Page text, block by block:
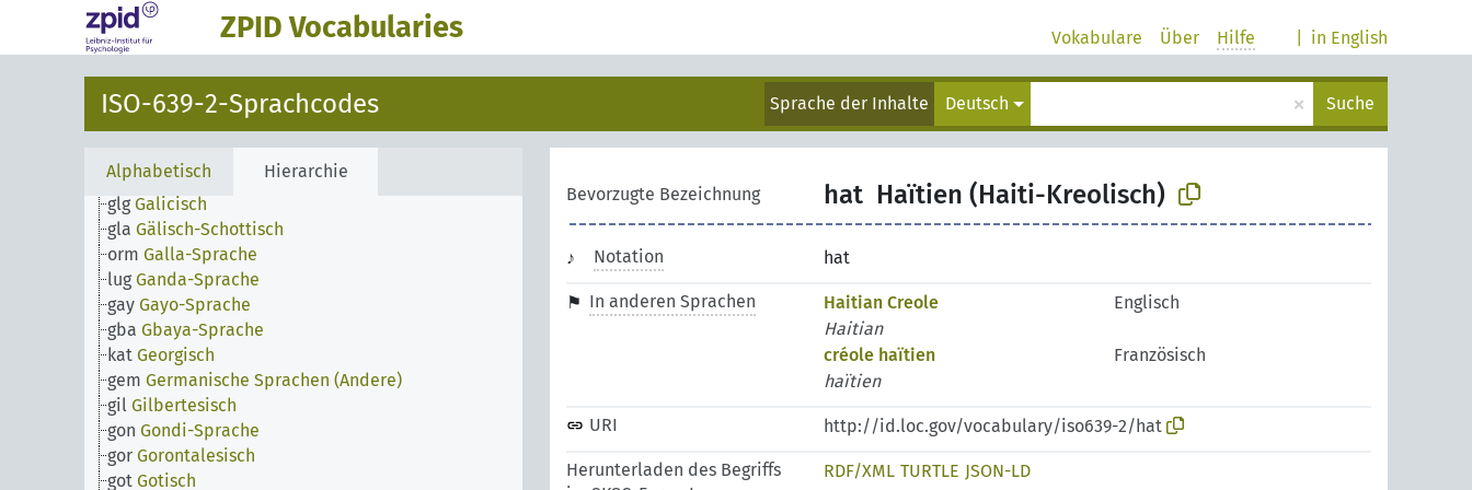
ZPID Vocabularies in English
Vokabulare Über Hilfe
ISO-639-2-Sprachcodes Sprache der Inhalte Deutsch × Suche
Alphabetisch Hierarchie
fiu Finnougrische Sprachen (Andere)
fon Fon-Sprache
fra Französisch
fry Friesisch
fur Friulisch
gaa Ga-Sprache
glg Galicisch
gla Gälisch-Schottisch
orm Galla-Sprache
lug Ganda-Sprache
gay Gayo-Sprache
gba Gbaya-Sprache
kat Georgisch
gem Germanische Sprachen (Andere)
gil Gilbertesisch
gon Gondi-Sprache
gor Gorontalesisch
got Gotisch
Bevorzugte Bezeichnung hat Haïtien (Haiti-Kreolisch)
Notation hat
In anderen Sprachen Haitian Creole
Englisch
Haitian
créole haïtien
Französisch
haïtien
URI http://id.loc.gov/vocabulary/iso639-2/hat
Herunterladen des Begriffs
RDF/XML TURTLE JSON-LD